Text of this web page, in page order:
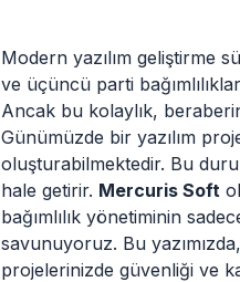
Modern yazılım geliştirme
ve üçüncü parti
Ancak bu kolaylık,
Günümüzde bir yazılım
oluşturabilmektedir. Bu
hale getirir. Mercuris Soft
bağımlılık yönetiminin
savunuyoruz. Bu
projelerinizde güvenliği ve